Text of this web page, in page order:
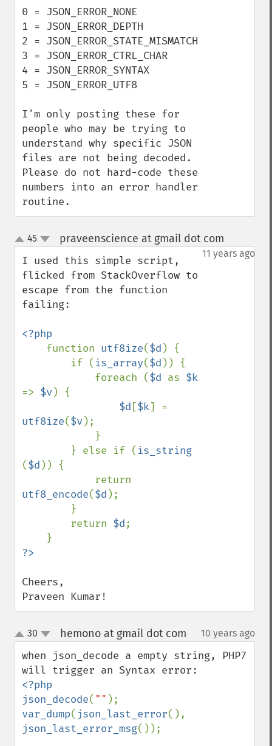
0 = JSON_ERROR_NONE
1 = JSON_ERROR_DEPTH
2 = JSON_ERROR_STATE_MISMATCH
3 = JSON_ERROR_CTRL_CHAR
4 = JSON_ERROR_SYNTAX
5 = JSON_ERROR_UTF8
I'm only posting these for
people who may be trying to
understand why specific JSON
files are not being decoded.
Please do not hard-code these
numbers into an error handler
routine.
up
down
45 praveenscience at gmail dot com
11 years ago
I used this simple script,
flicked from StackOverflow to
escape from the function
failing:
<?php
function utf8ize($d ) {
        if (
is_array($d )) {
            foreach (
$d as
=> $v) {
$d [$k
utf8ize($v);
        } else if (
($d )) {
utf8_encode($d );
        return
$d;
Cheers,
Praveen Kumar!
up
down
30 hemono at gmail dot com 10 years ago
when json_decode a empty string, PHP7
<?php
json_decode( ""
var_dump( json_last_error
json_last_error_msg());